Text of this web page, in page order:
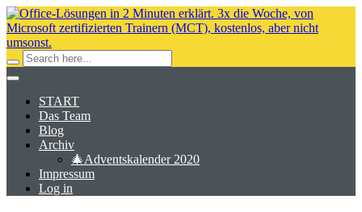
START
Das Team
Blog
Archiv
🎄Adventskalender 2020
Impressum
Log in